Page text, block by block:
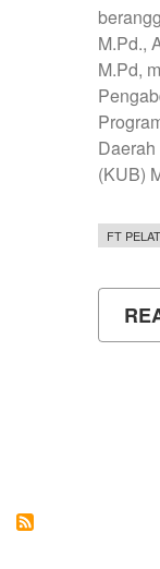
M.Pd.,
M.Pd,
(KUB)
FT